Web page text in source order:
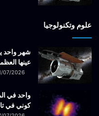
علوم وتكنولوجيا
شهر واحد
عينها
07/2026
واحد في
كوني في